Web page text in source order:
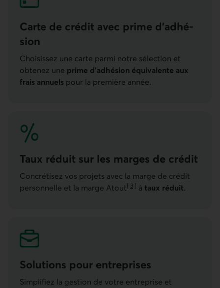
Carte de crédit avec prime d’adhé­
sion
Choisissez une carte parmi notre sélection et
obtenez une prime d’adhésion équivalente aux
frais annuels pour la première année.
Taux réduit sur les marges de crédit
Concrétisez vos projets avec la marge de crédit
personnelle et la marge Atout[ 3 ]
Aller à la note
à taux réduit.
Solutions pour entre­prises
Simplifiez la gestion de votre entreprise et